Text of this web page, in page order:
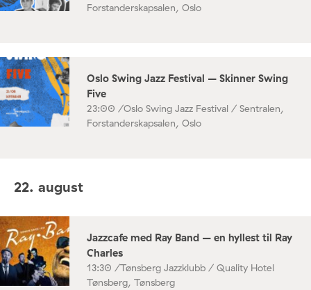
Forstanderskapsalen, Oslo
Oslo Swing Jazz Festival – Skinner Swing
Five
23:00 /Oslo Swing Jazz Festival / Sentralen,
Forstanderskapsalen, Oslo
22. august
Jazzcafe med Ray Band – en hyllest til Ray
Charles
13:30 /Tønsberg Jazzklubb / Quality Hotel
Tønsberg, Tønsberg